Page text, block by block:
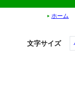
ホーム
文字サイズ